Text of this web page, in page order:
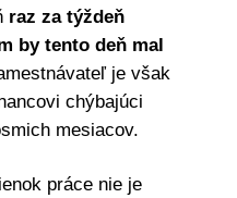
raz za týždeň
by tento deň mal
je však
chýbajúci
mesiacov.
práce nie je